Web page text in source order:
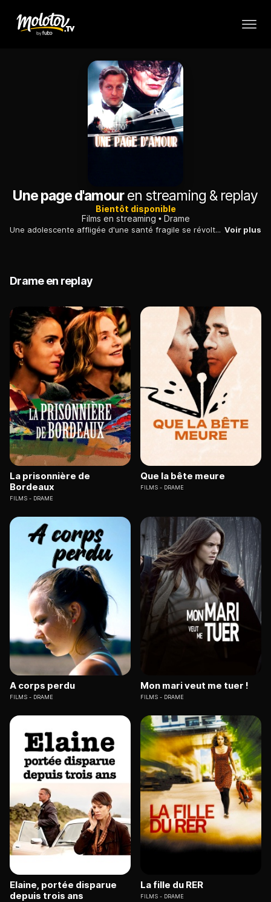
Une page d'amouren streaming & replay
Bientôt disponible
Films en streaming
Drame
Une adolescente affligée d'une santé fragile se révolte contre l'idylle naissante qui se noue peu à peu entre sa mère et le médecin venu la soigner. Voir plus
Drame en replay
La prisonnière de
Bordeaux
FILMS DRAME
Que la bête meure
FILMS DRAME
A corps perdu
FILMS DRAME
Mon mari veut me tuer !
FILMS DRAME
Elaine, portée disparue
depuis trois ans
La fille du RER
FILMS DRAME